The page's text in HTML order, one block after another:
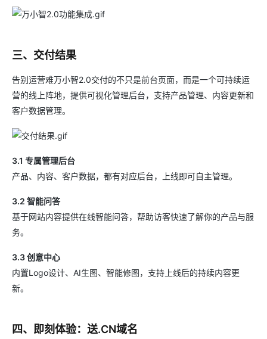
三、交付结果
告别运营难万小智2.0交付的不只是前台页面，而是一个可持续运
营的线上阵地，提供可视化管理后台，支持产品管理、内容更新和
客户数据管理。
3.1 专属管理后台
产品、内容、客户数据，都有对应后台，上线即可自主管理。
3.2 智能问答
基于网站内容提供在线智能问答，帮助访客快速了解你的产品与服
务。
3.3 创意中心
内置Logo设计、AI生图、智能修图，支持上线后的持续内容更
新。
四、即刻体验：送.CN域名